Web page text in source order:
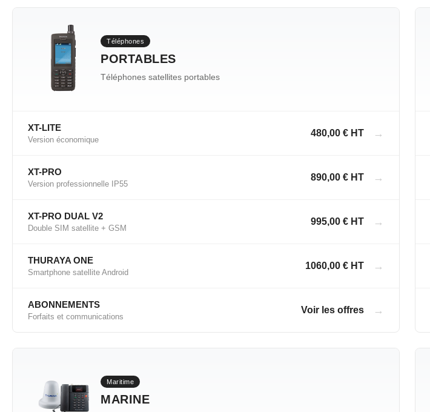
Téléphones
PORTABLES
Téléphones satellites portables
XT-LITE
Version économique
480,00 € HT →
XT-PRO
Version professionnelle IP55
890,00 € HT →
XT-PRO DUAL V2
Double SIM satellite + GSM
995,00 € HT →
THURAYA ONE
Smartphone satellite Android
1060,00 € HT →
ABONNEMENTS
Forfaits et communications
Voir les offres →
Maritime
MARINE